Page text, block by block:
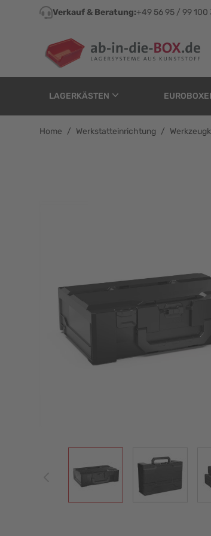
Direkt zum Inhalt
Verkauf & Beratung:+49 56 95 / 99 100
LAGERKÄSTEN
Home / Werkstatteinrichtung /
metaBOX 185 XL